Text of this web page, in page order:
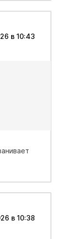
в 10:43
в 10:38